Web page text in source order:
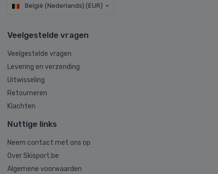
België (Nederlands) (EUR)
Veelgestelde vragen
Veelgestelde vragen
Levering en verzending
Uitwisseling
Retourneren
Klachten
Nuttige links
Neem contact met ons op
Over Skisport.be
Algemene voorwaarden